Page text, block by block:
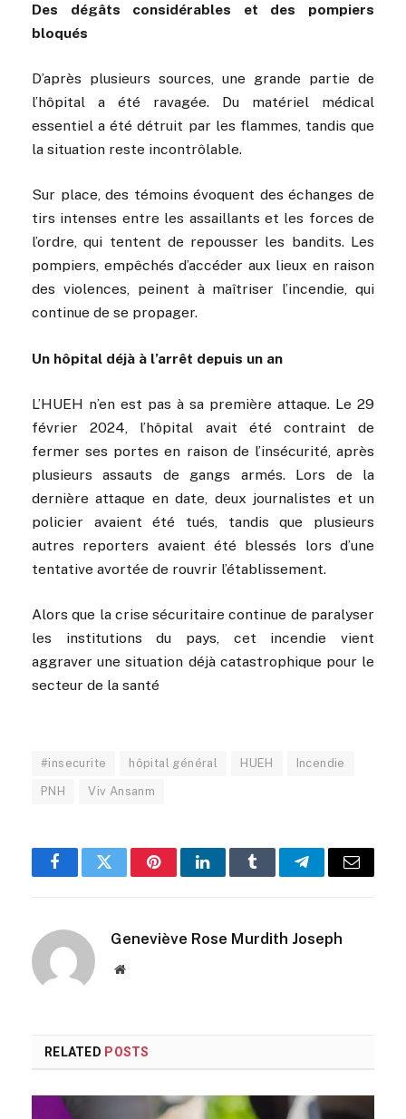
Des dégâts considérables et des pompiers
bloqués
D’après plusieurs sources, une grande partie de
l’hôpital a été ravagée. Du matériel médical
essentiel a été détruit par les flammes, tandis que
la situation reste incontrôlable.
Sur place, des témoins évoquent des échanges de
tirs intenses entre les assaillants et les forces de
l’ordre, qui tentent de repousser les bandits. Les
pompiers, empêchés d’accéder aux lieux en raison
des violences, peinent à maîtriser l’incendie, qui
continue de se propager.
Un hôpital déjà à l’arrêt depuis un an
L’HUEH n’en est pas à sa première attaque. Le 29
février 2024, l’hôpital avait été contraint de
fermer ses portes en raison de l’insécurité, après
plusieurs assauts de gangs armés. Lors de la
dernière attaque en date, deux journalistes et un
policier avaient été tués, tandis que plusieurs
autres reporters avaient été blessés lors d’une
tentative avortée de rouvrir l’établissement.
Alors que la crise sécuritaire continue de paralyser
les institutions du pays, cet incendie vient
aggraver une situation déjà catastrophique pour le
secteur de la santé
#insecurite hôpital général HUEH Incendie
PNH Viv Ansanm
FacebookTwitterPinterestLinkedInTumblrTelegramEmail
Geneviève Rose Murdith Joseph
Website
RELATED POSTS